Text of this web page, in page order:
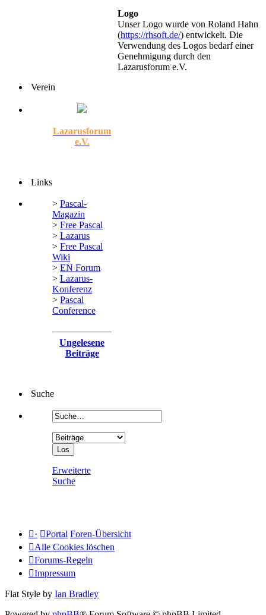
Logo
Unser Logo wurde von Roland Hahn
(https://rhsoft.de/) entwickelt. Die
Verwendung des Logos bedarf einer
Genehmigung durch den
Lazarusforum e.V.
Verein
Lazarusforum
e.V.
Links
> Pascal-
Magazin
> Free Pascal
> Lazarus
> Free Pascal
Wiki
> EN Forum
> Lazarus-
Konferenz
> Pascal
Conference
Ungelesene
Beiträge
Suche
Erweiterte
Suche
· Portal Foren-Übersicht
Alle Cookies löschen
Forums-Regeln
Impressum
Flat Style by Ian Bradley